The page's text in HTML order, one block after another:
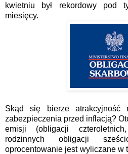
kwietniu był rekordowy pod
miesięcy.
Skąd się bierze atrakcyjność
zabezpieczenia przed inflacją?
emisji (obligacji
rodzinnych obligacji
oprocentowanie jest wyliczane w